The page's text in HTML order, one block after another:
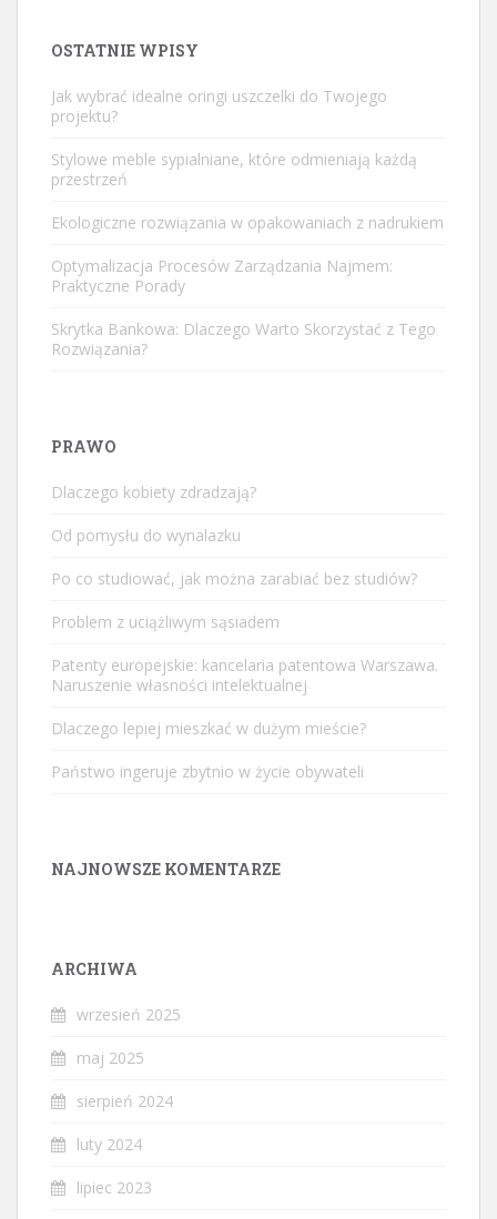
OSTATNIE WPISY
Jak wybrać idealne oringi uszczelki do Twojego
projektu?
Stylowe meble sypialniane, które odmieniają każdą
przestrzeń
Ekologiczne rozwiązania w opakowaniach z nadrukiem
Optymalizacja Procesów Zarządzania Najmem:
Praktyczne Porady
Skrytka Bankowa: Dlaczego Warto Skorzystać z Tego
Rozwiązania?
PRAWO
Dlaczego kobiety zdradzają?
Od pomysłu do wynalazku
Po co studiować, jak można zarabiać bez studiów?
Problem z uciążliwym sąsiadem
Patenty europejskie: kancelaria patentowa Warszawa.
Naruszenie własności intelektualnej
Dlaczego lepiej mieszkać w dużym mieście?
Państwo ingeruje zbytnio w życie obywateli
NAJNOWSZE KOMENTARZE
ARCHIWA
wrzesień 2025
maj 2025
sierpień 2024
luty 2024
lipiec 2023